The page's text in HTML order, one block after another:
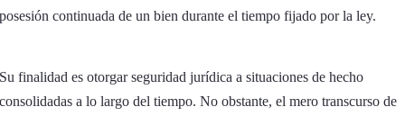
continuada de un bien durante el tiempo fijado por la ley.
finalidad es otorgar seguridad jurídica a situaciones de hecho
a lo largo del tiempo. No obstante, el mero transcurso de